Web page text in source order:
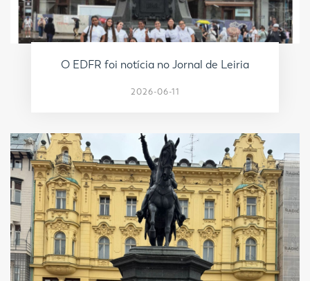
O EDFR foi notícia no Jornal de Leiria
2026-06-11